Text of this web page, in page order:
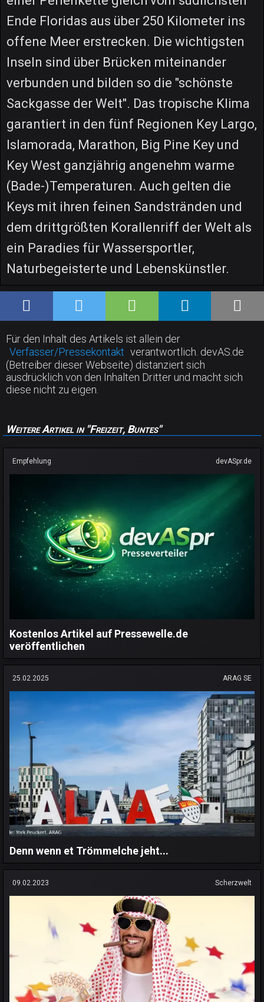
Ende Floridas aus über 250 Kilometer ins
offene Meer erstrecken. Die wichtigsten
Inseln sind über Brücken miteinander
verbunden und bilden so die "schönste
Sackgasse der Welt". Das tropische Klima
garantiert in den fünf Regionen Key Largo,
Islamorada, Marathon, Big Pine Key und
Key West ganzjährig angenehm warme
(Bade-)Temperaturen. Auch gelten die
Keys mit ihren feinen Sandstränden und
dem drittgrößten Korallenriff der Welt als
ein Paradies für Wassersportler,
Naturbegeisterte und Lebenskünstler.
Für den Inhalt des Artikels ist allein der
Verfasser/Pressekontakt verantwortlich. devAS.de
(Betreiber dieser Webseite) distanziert sich
ausdrücklich von den Inhalten Dritter und macht sich
diese nicht zu eigen.
Weitere Artikel in "Freizeit, Buntes"
Empfehlung devASpr.de
Kostenlos Artikel auf Pressewelle.de
veröffentlichen
25.02.2025 ARAG SE
Denn wenn et Trömmelche jeht...
09.02.2023 Scherzwelt